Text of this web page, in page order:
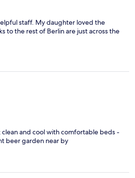
staff. My daughter loved the
to the rest of Berlin are just across the
clean and cool with comfortable beds -
beer garden near by